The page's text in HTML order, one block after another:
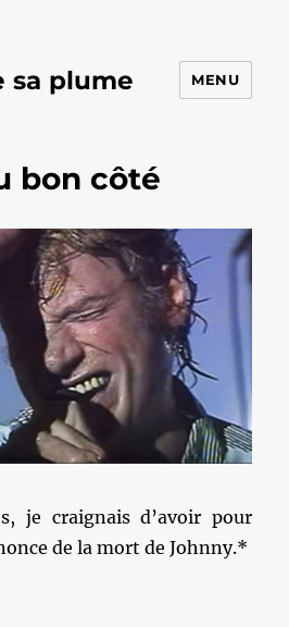
sa plume MENU
bon côté
je craignais d’avoir pour
de la mort de Johnny.*